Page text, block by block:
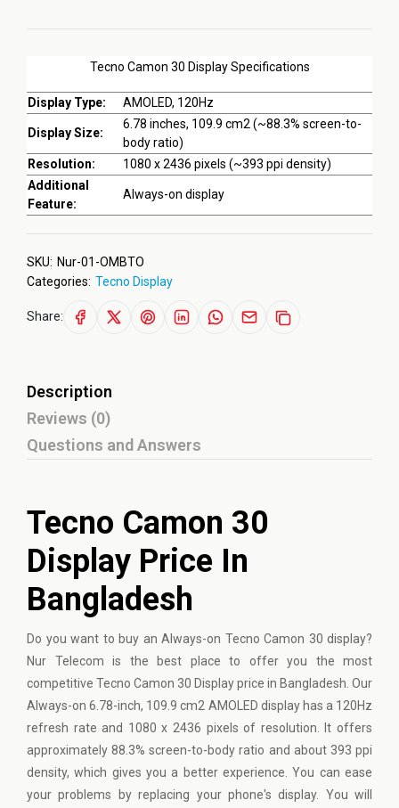
Tecno Camon 30 Display Specifications
Display Type: AMOLED, 120Hz
Display Size:
6.78 inches, 109.9 cm2 (~88.3% screen-to-
body ratio)
Resolution:
1080 x 2436 pixels (~393 ppi density)
Additional
Feature:
Always-on display
SKU: Nur-01-OMBTO
Categories: Tecno Display
Share:
Description
Reviews (0)
Questions and Answers
Tecno Camon 30
Display Price In
Bangladesh
Do you want to buy an Always-on Tecno Camon 30 display?
Nur Telecom is the best place to offer you the most
competitive Tecno Camon 30 Display price in Bangladesh. Our
Always-on 6.78-inch, 109.9 cm2 AMOLED display has a 120Hz
refresh rate and 1080 x 2436 pixels of resolution. It offers
approximately 88.3% screen-to-body ratio and about 393 ppi
density, which gives you a better experience. You can ease
your problems by replacing your phone's display. You will